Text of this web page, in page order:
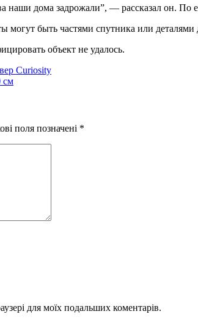
наши дома задрожали”, — рассказал он. По
могут быть частями спутника или
объект не удалось.
Curiosity
см
поля позначені *
для моїх подальших коментарів.